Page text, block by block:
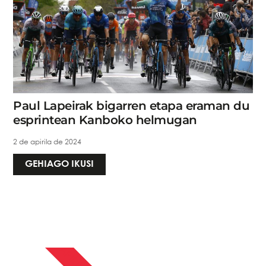
Paul Lapeirak bigarren etapa eraman du
esprintean Kanboko helmugan
2 de apirila de 2024
GEHIAGO IKUSI